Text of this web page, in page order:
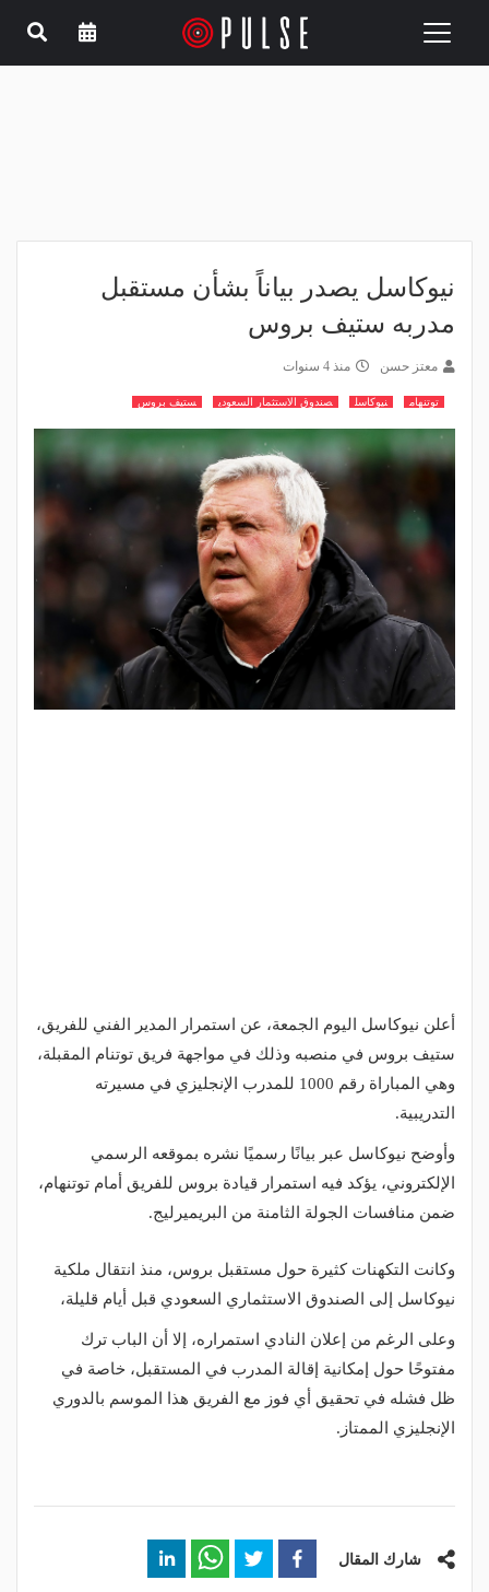
Toggle
نيوكاسل يصدر بياناً بشأن مستقبل
مدربه ستيف بروس
معتز حسن منذ 4 سنوات
توتنهام نيوكاسل صندوق الاستثمار السعودي ستيف بروس
أعلن نيوكاسل اليوم الجمعة، عن استمرار المدير الفني للفريق،
ستيف بروس في منصبه وذلك في مواجهة فريق توتنام المقبلة،
وهي المباراة رقم 1000 للمدرب الإنجليزي في مسيرته
التدريبية.
وأوضح نيوكاسل عبر بيانًا رسميًا نشره بموقعه الرسمي
الإلكتروني، يؤكد فيه استمرار قيادة بروس للفريق أمام توتنهام،
ضمن منافسات الجولة الثامنة من البريميرليج.
وكانت التكهنات كثيرة حول مستقبل بروس، منذ انتقال ملكية
نيوكاسل إلى الصندوق الاستثماري السعودي قبل أيام قليلة،
وعلى الرغم من إعلان النادي استمراره، إلا أن الباب ترك
مفتوحًا حول إمكانية إقالة المدرب في المستقبل، خاصة في
ظل فشله في تحقيق أي فوز مع الفريق هذا الموسم بالدوري
الإنجليزي الممتاز.
شارك المقال